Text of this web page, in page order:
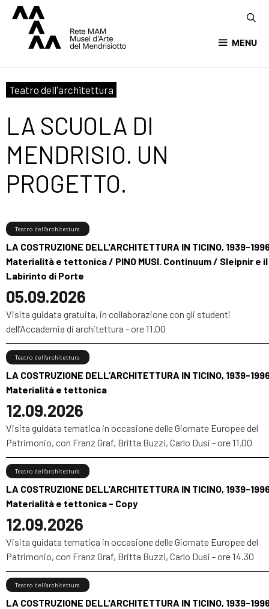
MENU
Teatro dell'architettura
LA SCUOLA DI
MENDRISIO. UN
PROGETTO.
LA COSTRUZIONE DELL'ARCHITETTURA IN TICINO, 1939-
Materialità e tettonica / PINO MUSI. Continuum / Sleipnir e il
Labirinto di Porte
05.09.2026
Teatro dell'architettura
Visita guidata gratuita, in collaborazione con gli studenti
dell’Accademia di architettura - ore 11.00
LA COSTRUZIONE DELL’ARCHITETTURA IN TICINO, 1939-
Materialità e tettonica
12.09.2026
Teatro dell'architettura
Visita guidata tematica in occasione delle Giornate Europee del
Patrimonio, con Franz Graf, Britta Buzzi, Carlo Dusi - ore 11.00
LA COSTRUZIONE DELL’ARCHITETTURA IN TICINO, 1939-
Materialità e tettonica - Copy
12.09.2026
Teatro dell'architettura
Visita guidata tematica in occasione delle Giornate Europee del
Patrimonio, con Franz Graf, Britta Buzzi, Carlo Dusi - ore 14.30
LA COSTRUZIONE DELL'ARCHITETTURA IN TICINO, 1939-
Teatro dell'architettura